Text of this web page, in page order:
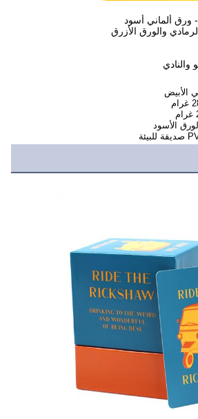
ورق ألماني أسود
والورق الأزرق
والنادي